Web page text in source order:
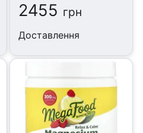
2455 грн
Доставлення